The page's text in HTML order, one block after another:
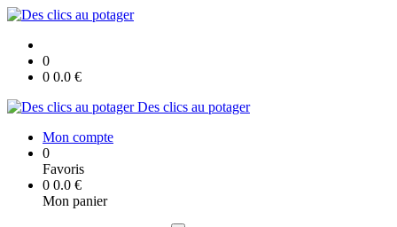
0
0 0.0 €
Des clics au potager
Mon compte
0
Favoris
0 0.0 €
Mon panier